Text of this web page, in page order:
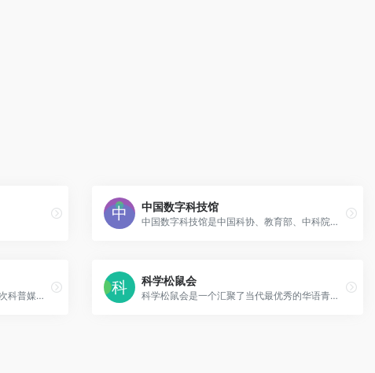
中国数字科技馆
中国数字科技馆是中国科协、教育部、中科院共建的一个基于互联网传播的国家级公益性科普服务平台
微科普是专注于科普知识传播的高层次科普媒体，以成为中国科普网站中的一面镜子为出发点，提供负责、有趣、权威的科普知识，在中国科普群体中有着良好声誉和重要影响。
科学松鼠会
科学松鼠会是一个汇聚了当代最优秀的华语青年科学传播者的非营利机构，旨在“剥开科学的坚果，帮助人们领略科学之美妙”